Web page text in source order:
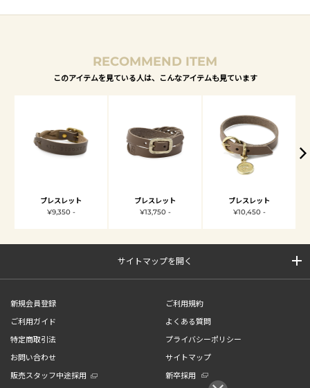
RECOMMEND ITEM
このアイテムを見ている人は、こんなアイテムも見ています
ブレスレット
¥9,350 -
ブレスレット
¥13,750 -
ブレスレット
¥10,450 -
サイトマップを開く
新規会員登録
ご利用規約
ご利用ガイド
よくある質問
特定商取引法
プライバシーポリシー
お問い合わせ
サイトマップ
販売スタッフ中途採用
新卒採用